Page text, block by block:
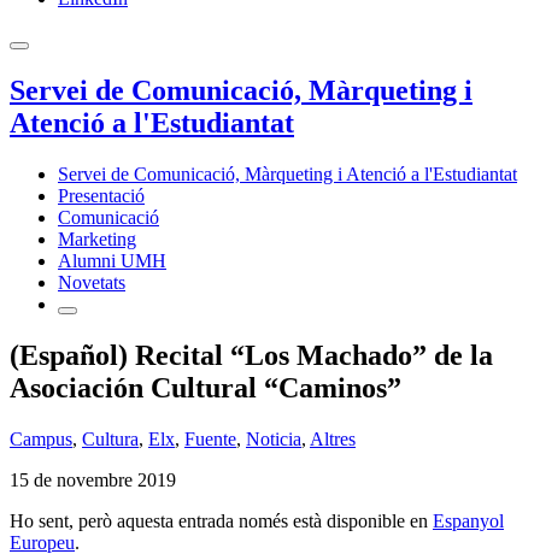
Servei de Comunicació, Màrqueting i
Atenció a l'Estudiantat
Servei de Comunicació, Màrqueting i Atenció a l'Estudiantat
Presentació
Comunicació
Marketing
Alumni UMH
Novetats
(Español) Recital “Los Machado” de la
Asociación Cultural “Caminos”
Campus, Cultura, Elx, Fuente, Noticia, Altres
15 de novembre 2019
Ho sent, però aquesta entrada només està disponible en Espanyol
Europeu.